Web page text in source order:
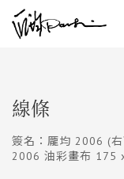
線條
簽名：龎均 2006 (
2006 油彩畫布 175